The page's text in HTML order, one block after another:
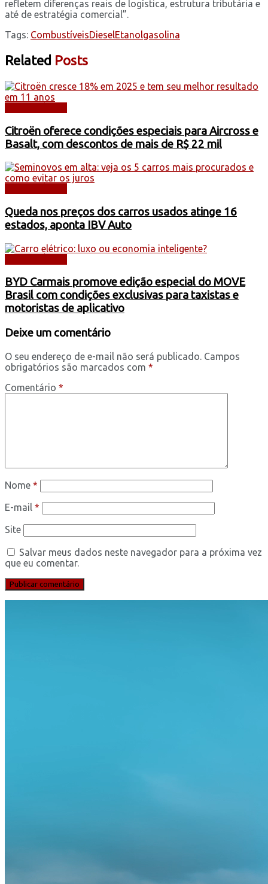
refletem diferenças reais de logística, estrutura tributária e
até de estratégia comercial”.
Tags: CombustíveisDieselEtanolgasolina
Related Posts
Citroën oferece condições especiais para Aircross e
Basalt, com descontos de mais de R$ 22 mil
Queda nos preços dos carros usados atinge 16
estados, aponta IBV Auto
BYD Carmais promove edição especial do MOVE
Brasil com condições exclusivas para taxistas e
motoristas de aplicativo
Deixe um comentário
O seu endereço de e-mail não será publicado. Campos
obrigatórios são marcados com *
Comentário *
Nome *
E-mail *
Site
Salvar meus dados neste navegador para a próxima vez
que eu comentar.